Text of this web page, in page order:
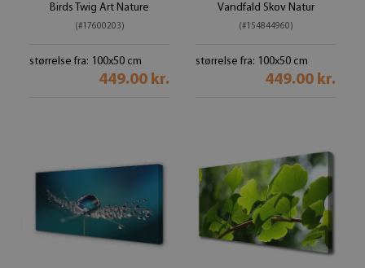
Birds Twig Art Nature
(#17600203)
størrelse fra: 100x50 cm
449.00 kr.
Vandfald Skov Natur
(#154844960)
størrelse fra: 100x50 cm
449.00 kr.